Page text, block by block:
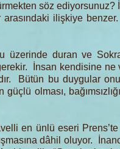
söz ediyorsunuz?
ilişkiye
üzerinde duran ve
İnsan kendisine
Bütün bu duygular
olması,
en ünlü eseri
dâhil oluyor.